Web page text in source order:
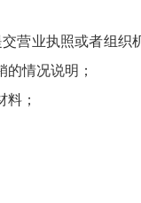
营业执照或者组织
情况说明；
；